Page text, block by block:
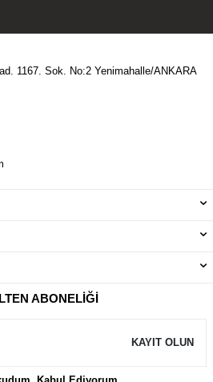
1167. Sok. No:2 Yenimahalle/ANKARA
ABONELIĞI
KAYIT OLUN